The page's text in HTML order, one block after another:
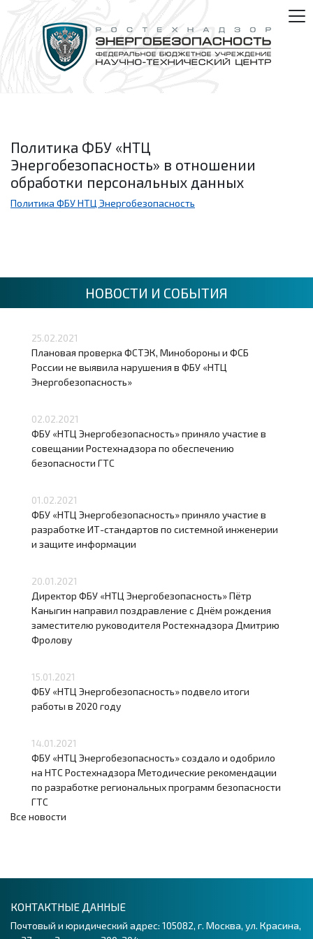
Политика ФБУ «НТЦ
Энергобезопасность» в отношении
обработки персональных данных
Политика ФБУ НТЦ Энергобезопасность
НОВОСТИ И СОБЫТИЯ
25.02.2021
Плановая проверка ФСТЭК, Минобороны и ФСБ
России не выявила нарушения в ФБУ «НТЦ
Энергобезопасность»
02.02.2021
ФБУ «НТЦ Энергобезопасность» приняло участие в
совещании Ростехнадзора по обеспечению
безопасности ГТС
01.02.2021
ФБУ «НТЦ Энергобезопасность» приняло участие в
разработке ИТ-стандартов по системной инженерии
и защите информации
20.01.2021
Директор ФБУ «НТЦ Энергобезопасность» Пётр
Каныгин направил поздравление с Днём рождения
заместителю руководителя Ростехнадзора Дмитрию
Фролову
15.01.2021
ФБУ «НТЦ Энергобезопасность» подвело итоги
работы в 2020 году
14.01.2021
ФБУ «НТЦ Энергобезопасность» создало и одобрило
на НТС Ростехнадзора Методические рекомендации
по разработке региональных программ безопасности
ГТС
Все новости
КОНТАКТНЫЕ ДАННЫЕ
Почтовый и юридический адрес: 105082, г. Москва, ул. Красина,